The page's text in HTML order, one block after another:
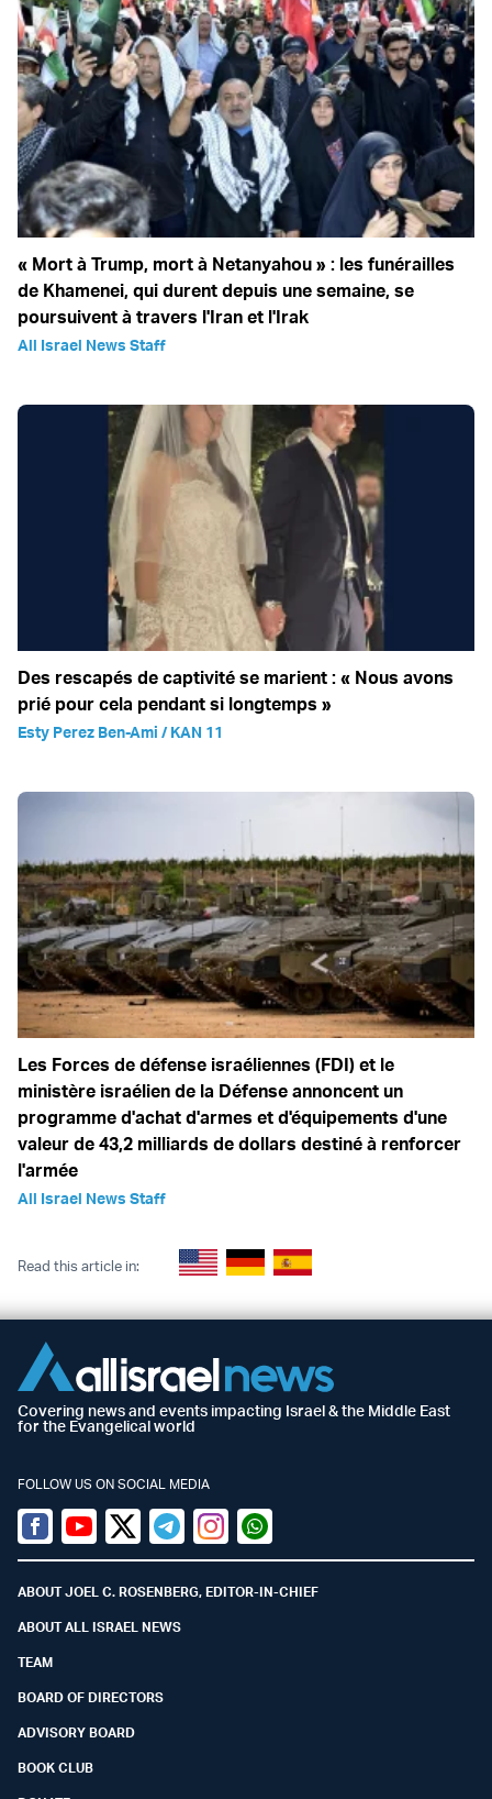
« Mort à Trump, mort à Netanyahou » : les funérailles
de Khamenei, qui durent depuis une semaine, se
poursuivent à travers l'Iran et l'Irak
All Israel News Staff
Des rescapés de captivité se marient : « Nous avons
prié pour cela pendant si longtemps »
Esty Perez Ben-Ami / KAN 11
Les Forces de défense israéliennes (FDI) et le
ministère israélien de la Défense annoncent un
programme d'achat d'armes et d'équipements d'une
valeur de 43,2 milliards de dollars destiné à renforcer
l'armée
All Israel News Staff
Read this article in:
Covering news and events impacting Israel & the Middle East
for the Evangelical world
FOLLOW US ON SOCIAL MEDIA
Facebook
YoutubeTwitter (X)
TelegramInstagramWhatsapp
ABOUT JOEL C. ROSENBERG, EDITOR-IN-CHIEF
ABOUT ALL ISRAEL NEWS
TEAM
BOARD OF DIRECTORS
ADVISORY BOARD
BOOK CLUB